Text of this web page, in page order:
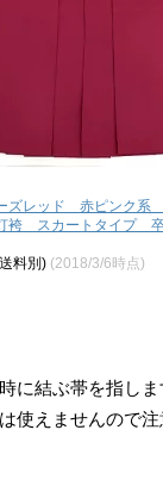
レッド 赤ピンク系
袴 スカートタイプ
料別) (2018/3/6時点)
に結ぶ帯を指しま
使えませんので注